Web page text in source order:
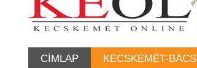
CÍMLAP KECSKEMÉT-BÁCS